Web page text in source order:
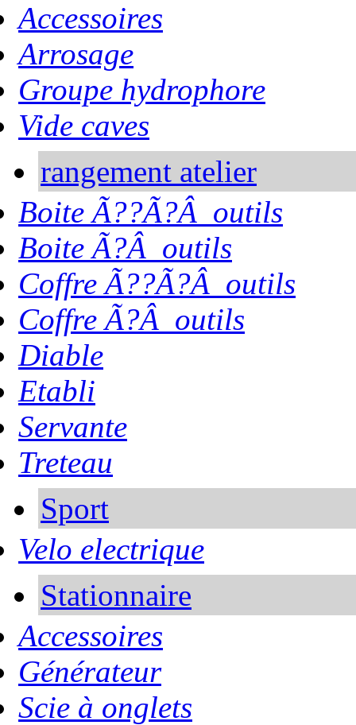
Accessoires
Arrosage
Groupe hydrophore
Vide caves
rangement atelier
Boite Ã??Ã?Â outils
Boite Ã?Â outils
Coffre Ã??Ã?Â outils
Coffre Ã?Â outils
Diable
Etabli
Servante
Treteau
Sport
Velo electrique
Stationnaire
Accessoires
Générateur
Scie à onglets